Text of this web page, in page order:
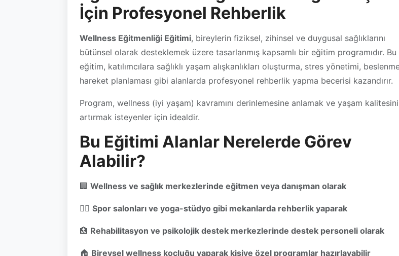
bütünsel olarak desteklemek üzere tasarlanmış kapsamlı bir eğitim programıdır. Bu
hareket planlaması gibi alanlarda profesyonel rehberlik yapma becerisi kazandırır.
Program, wellness (iyi yaşam) kavramını derinlemesine anlamak ve yaşam kalitesini
artırmak isteyenler için idealdir.
Bu Eğitimi Alanlar Nerelerde Görev
Alabilir?
🏢Wellness ve sağlık merkezlerinde eğitmen veya danışman olarak
Rehabilitasyon ve psikolojik destek merkezlerinde destek personeli olarak
Bireysel wellness koçluğu yaparak kişiye özel programlar hazırlayabilir
Kurumsal sağlık ve motivasyon programlarında eğitmenlik yapabilir